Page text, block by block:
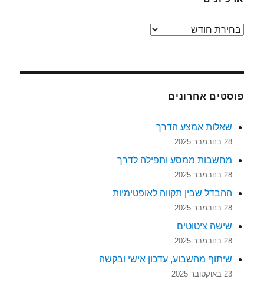
ארכיונים
פוסטים אחרונים
שאלות אמצע הדרך
28 בנובמבר 2025
מחשבות ממסע ותפילה לדרך
28 בנובמבר 2025
ההבדל שבין תקווה לאופטימיות
28 בנובמבר 2025
שישה ציטוטים
28 בנובמבר 2025
שיתוף מהשבוע, עדכון אישי ובקשה
23 באוקטובר 2025